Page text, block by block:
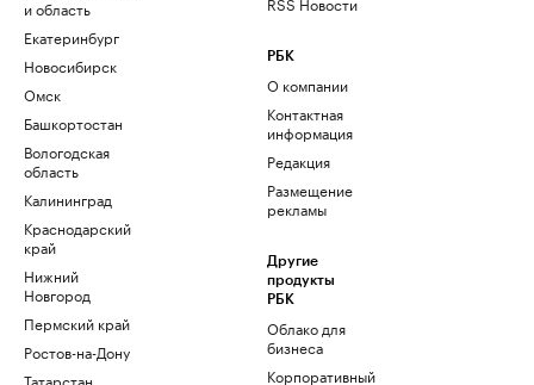
и область
Екатеринбург
Новосибирск
Омск
Башкортостан
Вологодская
область
Калининград
Краснодарский
край
Нижний
Новгород
Пермский край
Ростов-на-Дону
Татарстан
РБК
О компании
Контактная
информация
Редакция
Размещение
рекламы
Другие
продукты
РБК
Облако для
бизнеса
Корпоративный